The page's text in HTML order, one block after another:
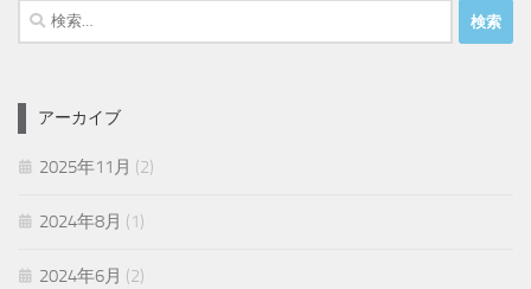
検
索:
アーカイブ
2025年11月 (2)
2024年8月 (1)
2024年6月 (2)